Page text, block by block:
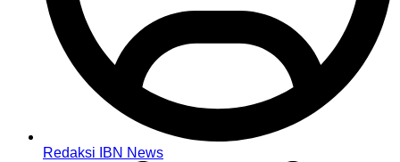
Redaksi IBN News